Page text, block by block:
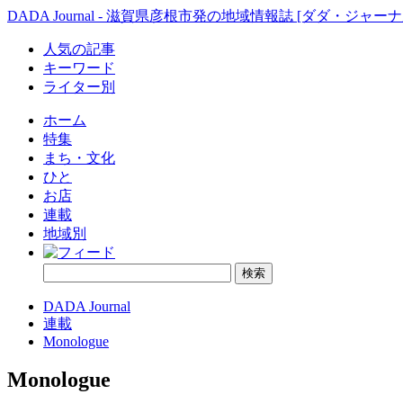
DADA Journal - 滋賀県彦根市発の地域情報誌 [ダダ・ジャー
人気の記事
キーワード
ライター別
ホーム
特集
まち・文化
ひと
お店
連載
地域別
DADA Journal
連載
Monologue
Monologue